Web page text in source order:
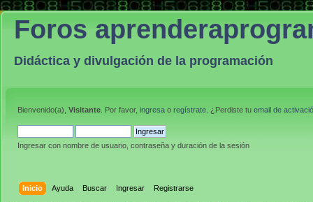
Foros
Didáctica y divulgación de la programación
Bienvenido(a), Visitante . Por favor, ingresa o regístrate . ¿Perdiste tu email de
Ingresar con nombre de usuario, contraseña y duración de la sesión
Inicio Ayuda Buscar Ingresar Registrarse